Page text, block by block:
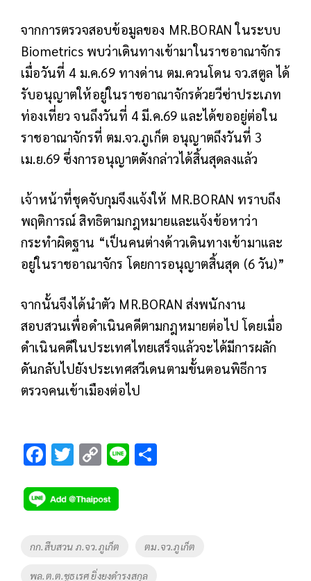
จากการตรวจสอบข้อมูลของ MR.BORAN ในระบบ
Biometrics พบว่าเดินทางเข้ามาในราชอาณาจักร
เมื่อวันที่ 4 ม.ค.69 ทางด่าน ตม.ควนโดน จว.สตูล ได้
รับอนุญาตให้อยู่ในราชอาณาจักรด้วยวีซ่าประเภท
ท่องเที่ยว จนถึงวันที่ 4 มี.ค.69 และได้ขออยู่ต่อใน
ราชอาณาจักรที่ ตม.จว.ภูเก็ต อนุญาตถึงวันที่ 3
เม.ย.69 ซึ่งการอนุญาตดังกล่าวได้สิ้นสุดลงแล้ว
เจ้าหน้าที่ชุดจับกุมจึงแจ้งให้ MR.BORAN ทราบถึง
พฤติการณ์ สิทธิตามกฎหมายและแจ้งข้อหาว่า
กระทำผิดฐาน “เป็นคนต่างด้าวเดินทางเข้ามาและ
อยู่ในราชอาณาจักร โดยการอนุญาตสิ้นสุด (6 วัน)”
จากนั้นจึงได้นำตัว MR.BORAN ส่งพนักงาน
สอบสวนเพื่อดำเนินคดีตามกฎหมายต่อไป โดยเมื่อ
ดำเนินคดีในประเทศไทยเสร็จแล้วจะได้มีการผลัก
ดันกลับไปยังประเทศสวีเดนตามขั้นตอนพิธีการ
ตรวจคนเข้าเมืองต่อไป
F
e
b
o
T
tt
er
C
p
y
Li
Li
Tags
กก.สืบสวน ภ.จว.ภูเก็ต ตม.จว.ภูเก็ต
พล.ต.ต.ชูธเรศ ยิ่งยงดำรงสกุล